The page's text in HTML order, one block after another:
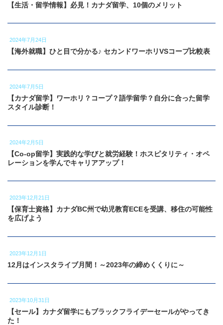
【生活・留学情報】必見！カナダ留学、10個のメリット
2024年7月24日
【海外就職】ひと目で分かる♪ セカンドワーホリVSコープ比較表
2024年7月5日
【カナダ留学】ワーホリ？コープ？語学留学？自分に合った留学
スタイル診断！
2024年2月5日
【Co-op留学】実践的な学びと就労経験！ホスピタリティ・オペ
レーションを学んでキャリアアップ！
2023年12月21日
【保育士資格】カナダBC州で幼児教育ECEを受講、移住の可能性
を広げよう
2023年12月1日
12月はインスタライブ月間！～2023年の締めくくりに～
2023年10月31日
【セール】カナダ留学にもブラックフライデーセールがやってき
た！